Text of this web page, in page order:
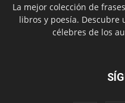
La mejor colección de
libros y poesía. Descubre
célebres de los